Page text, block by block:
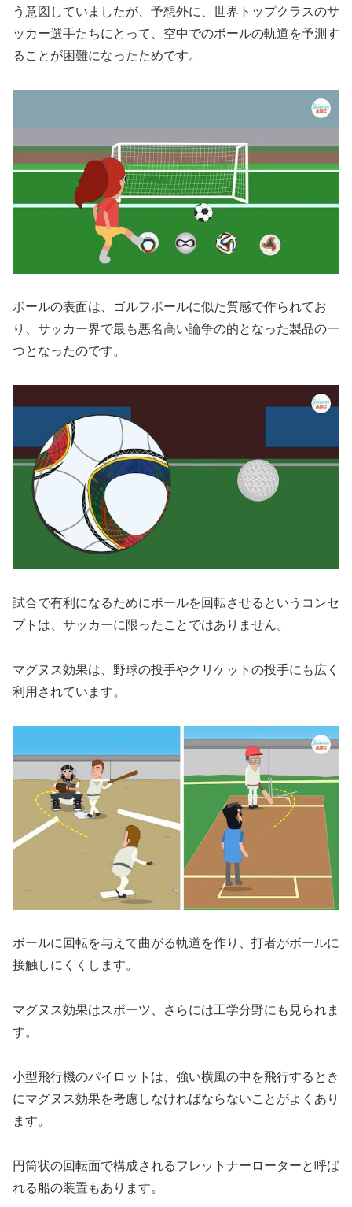
う意図していましたが、予想外に、世界トップクラスのサ
ッカー選手たちにとって、空中でのボールの軌道を予測す
ることが困難になったためです。
ボールの表面は、ゴルフボールに似た質感で作られてお
り、サッカー界で最も悪名高い論争の的となった製品の一
つとなったのです。
試合で有利になるためにボールを回転させるというコンセ
プトは、サッカーに限ったことではありません。
マグヌス効果は、野球の投手やクリケットの投手にも広く
利用されています。
ボールに回転を与えて曲がる軌道を作り、打者がボールに
接触しにくくします。
マグヌス効果はスポーツ、さらには工学分野にも見られま
す。
小型飛行機のパイロットは、強い横風の中を飛行するとき
にマグヌス効果を考慮しなければならないことがよくあり
ます。
円筒状の回転面で構成されるフレットナーローターと呼ば
れる船の装置もあります。